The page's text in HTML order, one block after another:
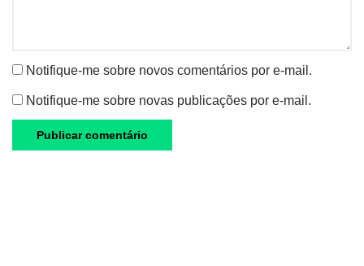
Notifique-me sobre novos comentários por e-mail.
Notifique-me sobre novas publicações por e-mail.